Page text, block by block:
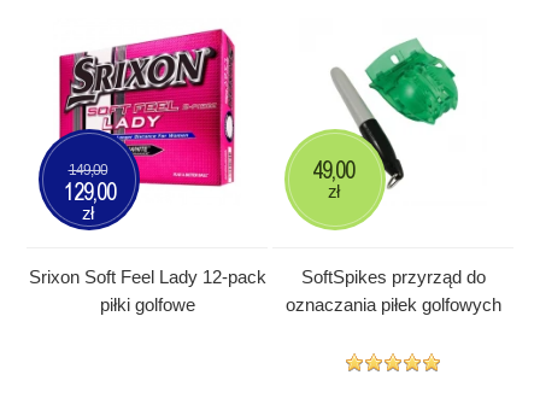
Srixon Soft Feel Lady 12-pack
piłki golfowe
149,00
129,00
zł
SoftSpikes przyrząd do
oznaczania piłek golfowych
49,00
zł